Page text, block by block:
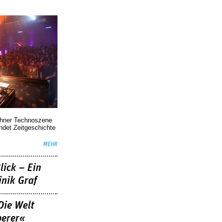
Technoszene
Zeitgeschichte
MEHR
– Ein
Graf
Welt